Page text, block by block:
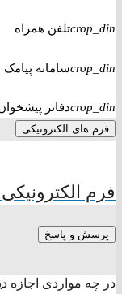
crop_dinتلفن همراه
crop_dinسامانه پیامک
crop_dinدفاتر
فرم های الکترونیکی
فرم
پرسش و پاسخ
در چه مواردی اجازه